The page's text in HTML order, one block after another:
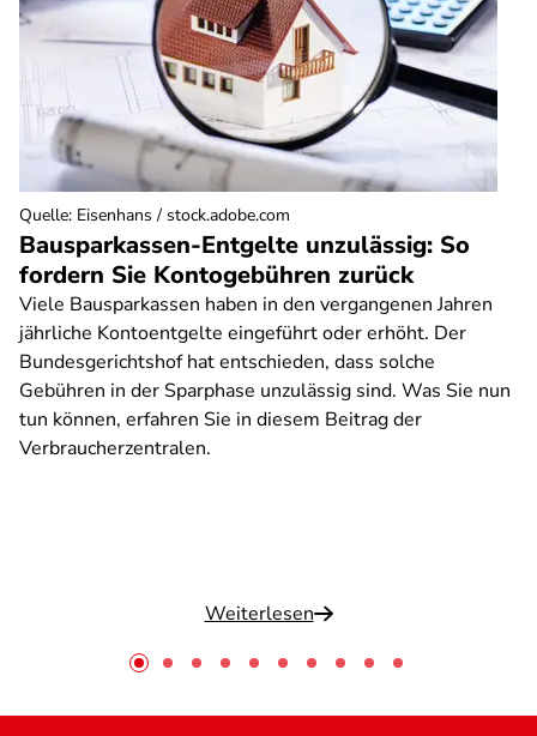
Bausparkassen-Entgelte unzulässig: So
fordern Sie Kontogebühren zurück
Viele Bausparkassen haben in den vergangenen Jahren
jährliche Kontoentgelte eingeführt oder erhöht. Der
Bundesgerichtshof hat entschieden, dass solche
Gebühren in der Sparphase unzulässig sind. Was Sie nun
tun können, erfahren Sie in diesem Beitrag der
Verbraucherzentralen.
Weiterlesen
Quelle: Eisenhans / stock.adobe.com